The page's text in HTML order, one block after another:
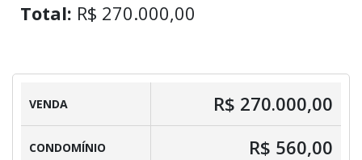
Total: R$ 270.000,00
VENDA R$ 270.000,00
CONDOMÍNIO R$ 560,00